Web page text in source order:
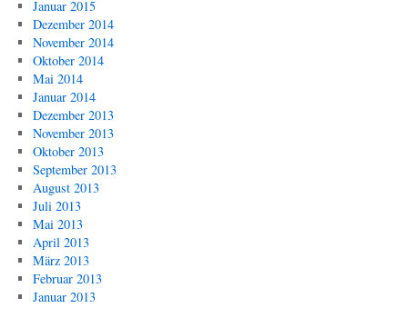
Januar 2015
Dezember 2014
November 2014
Oktober 2014
Mai 2014
Januar 2014
Dezember 2013
November 2013
Oktober 2013
September 2013
August 2013
Juli 2013
Mai 2013
April 2013
März 2013
Februar 2013
Januar 2013